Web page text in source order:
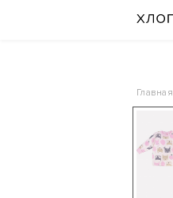
Главная